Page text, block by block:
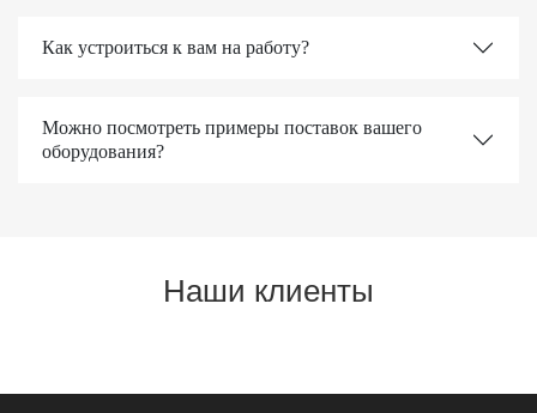
Как устроиться к вам на работу?
Можно посмотреть примеры поставок вашего
оборудования?
Наши клиенты